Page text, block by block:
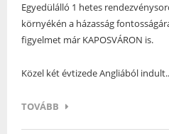
Egyedülálló 1 hetes
környékén a házasság
figyelmet már KAPOSVÁRON is.
Közel két évtizede Angliából
TOVÁBB